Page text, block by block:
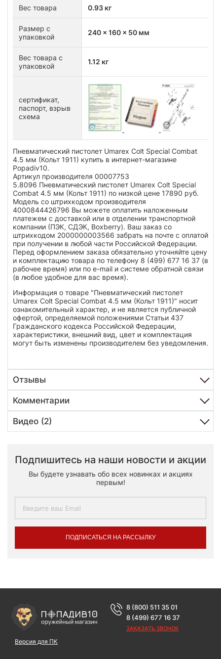
Вес товара 0.93 кг
Размер с
упаковкой
240 x 160 x 50 мм
Вес товара с
упаковкой
1.12 кг
сертификат,
паспорт, взрыв
схема
Пневматический пистолет Umarex Colt Special Combat
4.5 мм (Кольт 1911) купить в интернет-магазине
Popadiv10.
Артикул производителя 00007753
5.8096 Пневматический пистолет Umarex Colt Special
Combat 4.5 мм (Кольт 1911) по низкой цене 17890 руб.
Модель со штрихкодом производителя
4000844426796 Вы можете оплатить наложенным
платежем с доставкой или в отделении транспортной
компании (ПЭК, СДЭК, Boxberry). Ваш заказ со
штрихкодом 2000000003566 забрать на почте с оплатой
при получении в любой части Российской Федерации.
Перед оформлением заказа обязательно уточняйте цену
и комплектацию товара по телефону 8 (499) 677 16 37 (в
рабочее время) или по e-mail и системе обратной связи
(в любое удобное для вас время).
Информация о товаре "Пневматический пистолет
Umarex Colt Special Combat 4.5 мм (Кольт 1911)" носит
ознакомительный характер, и не является публичной
офертой, определяемой положениями Статьи 437
Гражданского кодекса Российской Федерации,
характеристики, внешний вид, цвет и комплектация
могут быть изменены производителем без уведомления.
Отзывы
Комментарии
Видео (2)
Подпишитесь на наши новости и акции
Вы будете узнавать обо всех новинках и акциях
первым!
ПОДПИСАТЬСЯ НА РАССЫЛКУ
Версия для ПК
8 (800) 511 35 01
8 (499) 677 16 37
ЗАКАЗАТЬ ЗВОНОК